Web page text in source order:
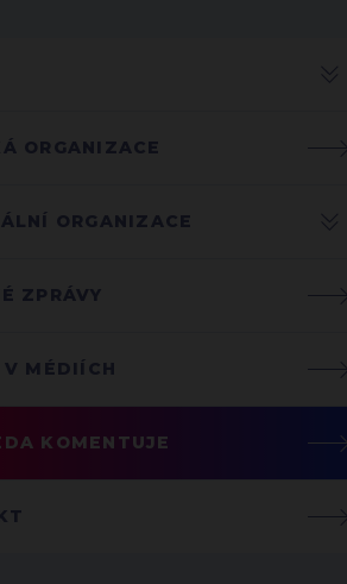
ORGANIZACE
ORGANIZACE
ZPRÁVY
MÉDIÍCH
KOMENTUJE